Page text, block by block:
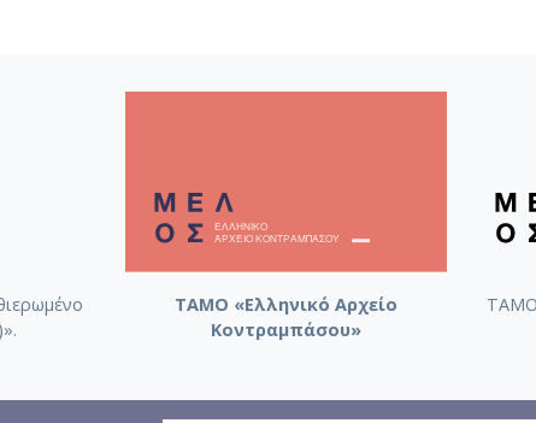
ΤΑΜΟ «Ελληνικό Αρχείο
Κοντραμπάσου»
ΤΑΜΟ